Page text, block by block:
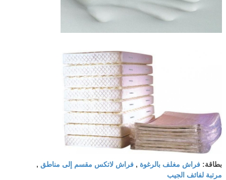
بطاقة: فراش مغلف بالرغوة , فراش لاتكس مقسم إلى مناطق ,
مرتبة لفائف الجيب